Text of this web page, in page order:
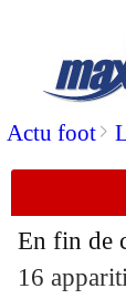
Actu foot>
En fin de
16
26/06
26/06
26/06 PSG
26/06